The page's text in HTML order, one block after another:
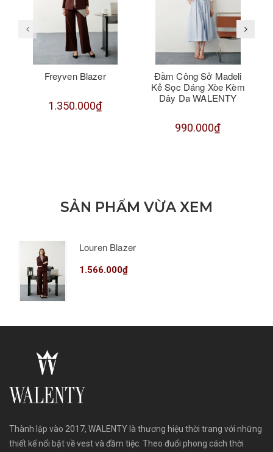
Freyven Blazer
1.350.000₫
Đầm Công Sở Madeli
Kẻ Sọc Dáng Xòe Kèm
Dây Da WALENTY
990.000₫
SẢN PHẨM VỪA XEM
Louren Blazer
1.566.000₫
Thành lập vào 2017, WALENTY là thương hiệu thời trang với những
thiết kế nổi bật về vest và đầm tiệc. Theo đuổi phong cách thời